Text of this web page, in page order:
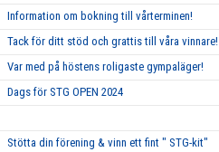
Information om bokning till vårterminen!
Tack för ditt stöd och grattis till våra vinnare!
Var med på höstens roligaste gympaläger!
Dags för STG OPEN 2024
Stötta din förening & vinn ett fint " STG-kit"